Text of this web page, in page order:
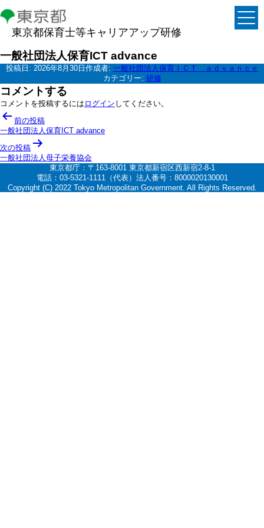
東京都保育士等キャリアアップ研修
一般社団法人保育ICT advance
投稿日: 2026年8月30日 作成者: 一般社団法人保育ＩＣＴ ａｄｖａｎｃｅ
カテゴリー: 研修
コメントする
コメントを投稿するには ログイン してください。
投
稿
ナ
ビ
ー
前の投稿
一般社団法人保育ICT advance
次の投稿
一般社団法人母子栄養協会
東京都庁：〒163-8001 東京都新宿区西新宿2-8-1
電話：03-5321-1111（代表）法人番号：8000020130001
Copyright (C) 2022 Tokyo Metropolitan Government. All Rights Reserved.